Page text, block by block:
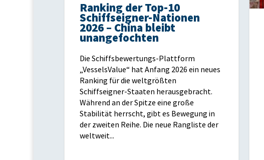
Ranking der Top-10
Schiffseigner-Nationen
2026 – China bleibt
unangefochten
Die Schiffsbewertungs-Plattform
„VesselsValue“ hat Anfang 2026 ein neues
Ranking für die weltgrößten
Schiffseigner-Staaten herausgebracht.
Während an der Spitze eine große
Stabilität herrscht, gibt es Bewegung in
der zweiten Reihe. Die neue Rangliste der
weltweit...